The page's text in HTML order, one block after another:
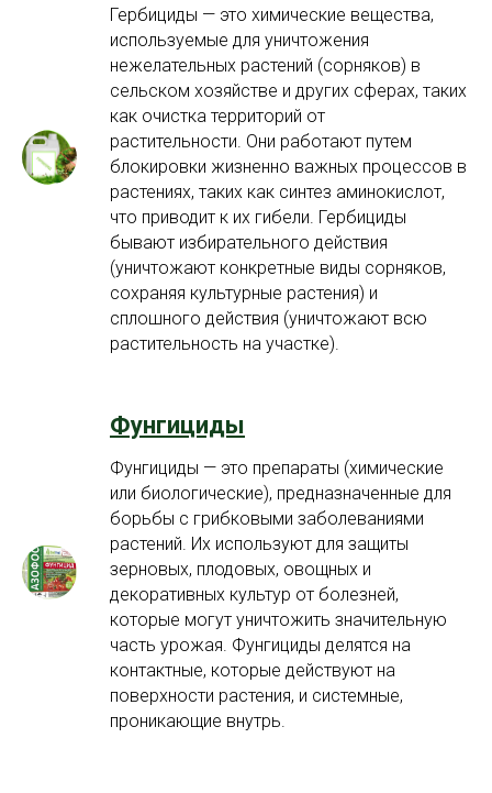
Гербициды — это химические вещества,
используемые для уничтожения
нежелательных растений (сорняков) в
сельском хозяйстве и других сферах, таких
как очистка территорий от
растительности. Они работают путем
блокировки жизненно важных процессов в
растениях, таких как синтез аминокислот,
что приводит к их гибели. Гербициды
бывают избирательного действия
(уничтожают конкретные виды сорняков,
сохраняя культурные растения) и
сплошного действия (уничтожают всю
растительность на участке).
Фунгициды
Фунгициды — это препараты (химические
или биологические), предназначенные для
борьбы с грибковыми заболеваниями
растений. Их используют для защиты
зерновых, плодовых, овощных и
декоративных культур от болезней,
которые могут уничтожить значительную
часть урожая. Фунгициды делятся на
контактные, которые действуют на
поверхности растения, и системные,
проникающие внутрь.